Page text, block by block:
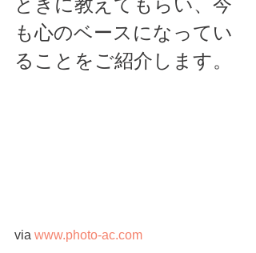
も心のベースになってい
ることをご紹介します。
via www.photo-ac.com